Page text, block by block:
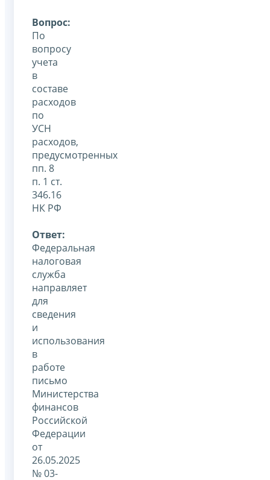
Вопрос:
По
вопросу
учета
в
составе
расходов
по
УСН
расходов,
предусмотренных
пп. 8
п. 1 ст.
346.16
НК РФ
Ответ:
Федеральная
налоговая
служба
направляет
для
сведения
и
использования
в
работе
письмо
Министерства
финансов
Российской
Федерации
от
26.05.2025
№ 03-